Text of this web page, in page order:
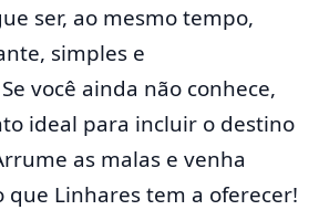
ser, ao mesmo tempo,
simples e
você ainda não conhece,
ideal para incluir o destino
as malas e venha
que Linhares tem a oferecer!